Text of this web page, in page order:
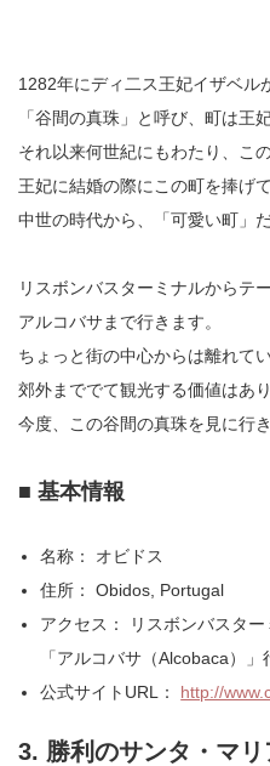
1282年にディ二ス王妃イザベル
「谷間の真珠」と呼び、町は王
それ以来何世紀にもわたり、こ
王妃に結婚の際にこの町を捧げ
中世の時代から、「可愛い町」
リスボンバスターミナルからテ
アルコバサまで行きます。
ちょっと街の中心からは離れて
郊外まででて観光する価値はあり
今度、この谷間の真珠を見に行
■ 基本情報
名称： オビドス
住所： Obidos, Portugal
アクセス： リスボンバスタ
「アルコバサ（Alcobaca）
公式サイトURL： http://
3. 勝利のサンタ・マ